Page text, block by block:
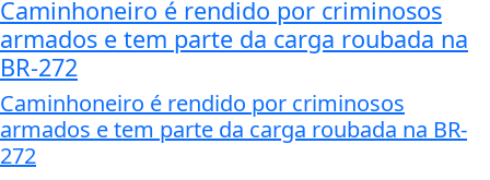
Caminhoneiro é rendido por criminosos
armados e tem parte da carga roubada na
BR-272
Caminhoneiro é rendido por criminosos
armados e tem parte da carga roubada na BR-
272